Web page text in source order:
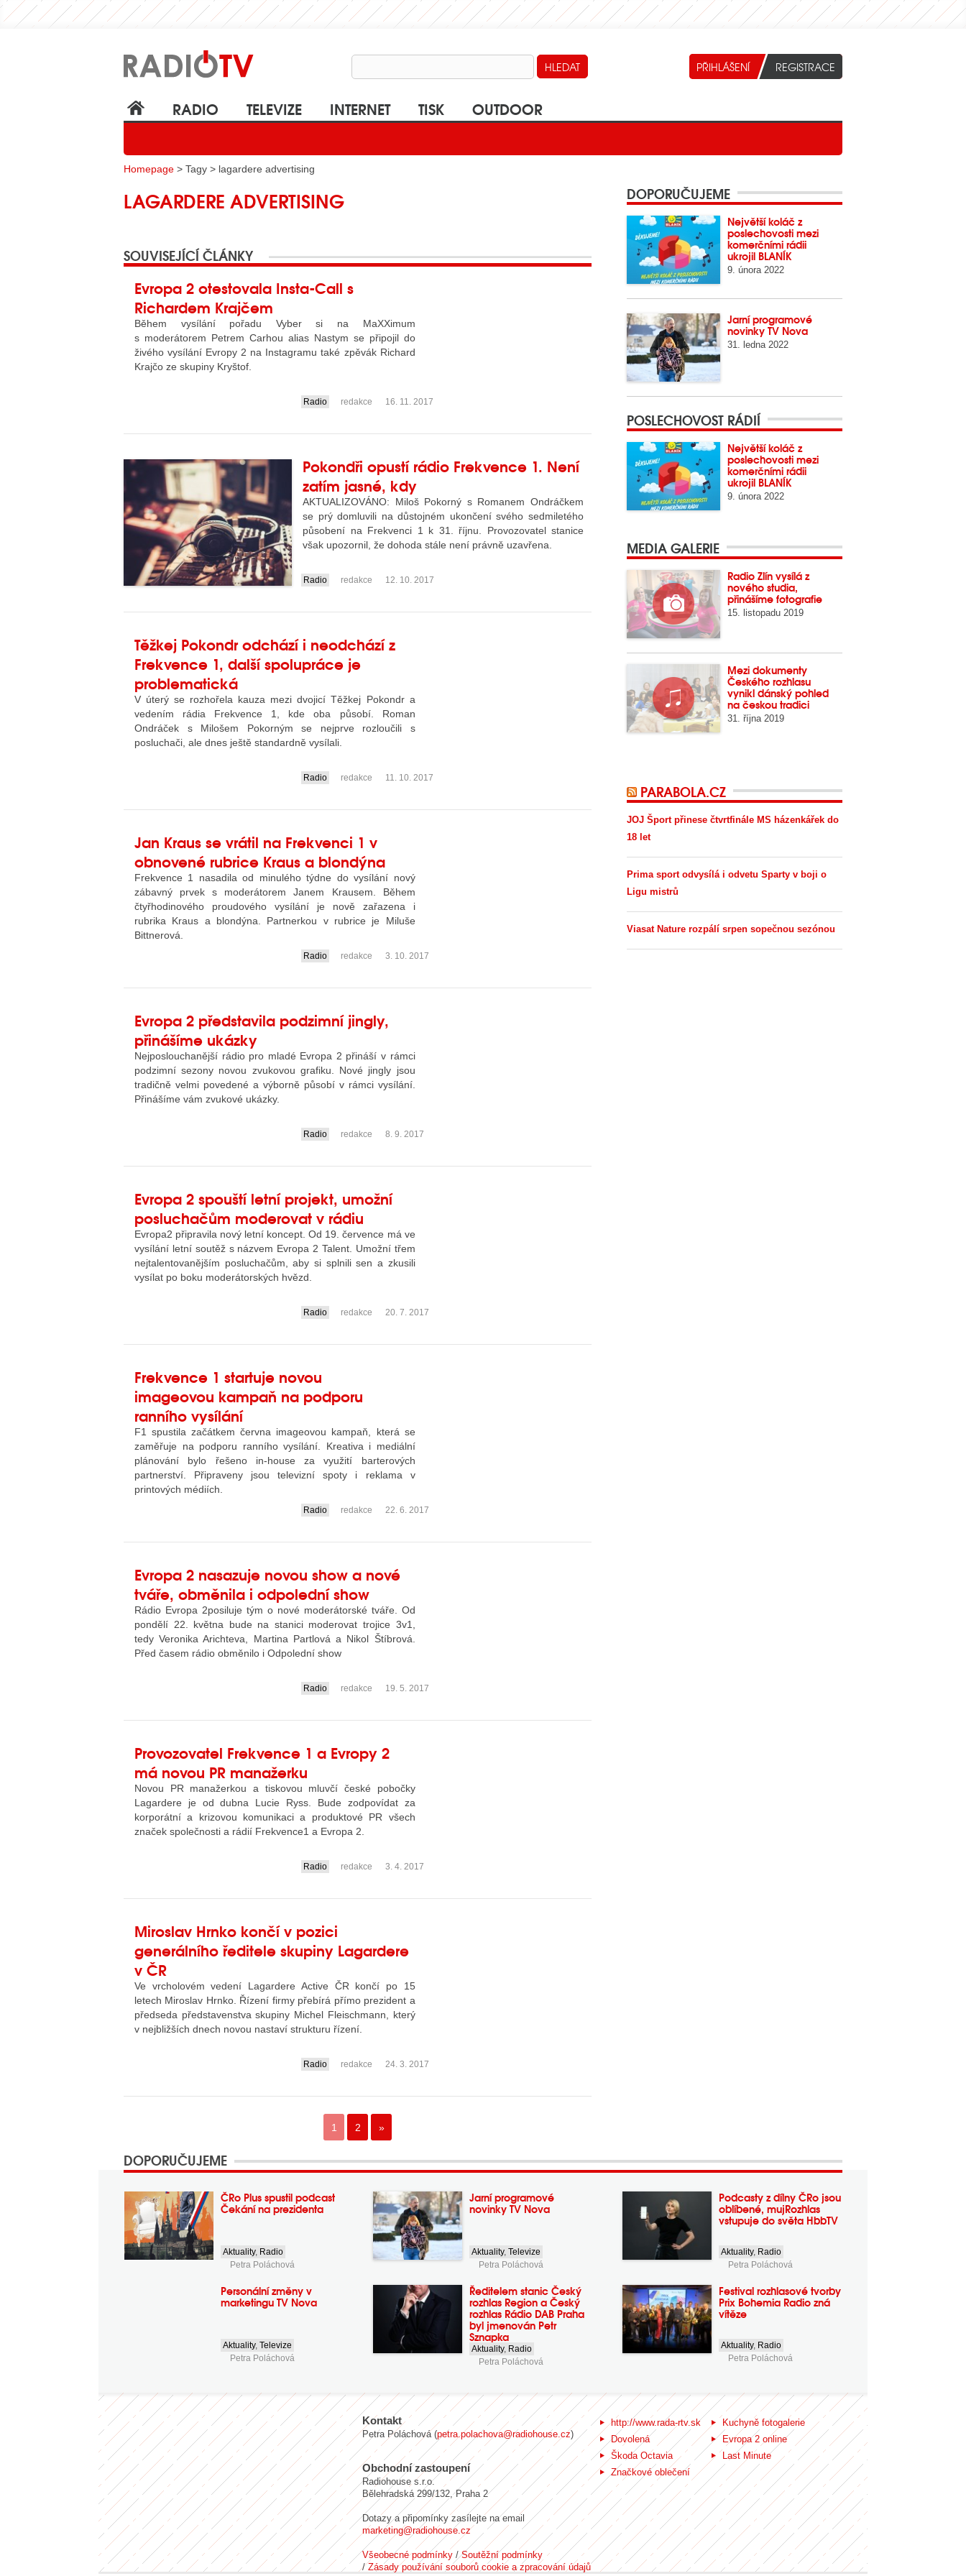
RADIO TELEVIZE INTERNET TISK OUTDOOR
Homepage > Tagy > lagardere advertising
LAGARDERE ADVERTISING
SOUVISEJÍCÍ ČLÁNKY
Evropa 2 otestovala Insta-Call s
Richardem Krajčem
Během vysílání pořadu Vyber si na MaXXimum
s moderátorem Petrem Carhou alias Nastym se připojil do
živého vysílání Evropy 2 na Instagramu také zpěvák Richard
Krajčo ze skupiny Kryštof.
Radio redakce 16. 11. 2017
Pokondři opustí rádio Frekvence 1. Není
zatím jasné, kdy
AKTUALIZOVÁNO: Miloš Pokorný s Romanem Ondráčkem
se prý domluvili na důstojném ukončení svého sedmiletého
působení na Frekvenci 1 k 31. říjnu. Provozovatel stanice
však upozornil, že dohoda stále není právně uzavřena.
....
Radio redakce 12. 10. 2017
Těžkej Pokondr odchází i neodchází z
Frekvence 1, další spolupráce je
problematická
V úterý se rozhořela kauza mezi dvojicí Těžkej Pokondr a
vedením rádia Frekvence 1, kde oba působí. Roman
Ondráček s Milošem Pokorným se nejprve rozloučili s
posluchači, ale dnes ještě standardně vysílali.
Radio redakce 11. 10. 2017
Jan Kraus se vrátil na Frekvenci 1 v
obnovené rubrice Kraus a blondýna
Frekvence 1 nasadila od minulého týdne do vysílání nový
zábavný prvek s moderátorem Janem Krausem. Během
čtyřhodinového proudového vysílání je nově zařazena i
rubrika Kraus a blondýna. Partnerkou v rubrice je Miluše
Bittnerová.
Radio redakce 3. 10. 2017
Evropa 2 představila podzimní jingly,
přinášíme ukázky
Nejposlouchanější rádio pro mladé Evropa 2 přináší v rámci
podzimní sezony novou zvukovou grafiku. Nové jingly jsou
tradičně velmi povedené a výborně působí v rámci vysílání.
Přinášíme vám zvukové ukázky.
Radio redakce 8. 9. 2017
Evropa 2 spouští letní projekt, umožní
posluchačům moderovat v rádiu
Evropa2 připravila nový letní koncept. Od 19. července má ve
vysílání letní soutěž s názvem Evropa 2 Talent. Umožní třem
nejtalentovanějším posluchačům, aby si splnili sen a zkusili
vysílat po boku moderátorských hvězd.
Radio redakce 20. 7. 2017
Frekvence 1 startuje novou
imageovou kampaň na podporu
ranního vysílání
F1 spustila začátkem června imageovou kampaň, která se
zaměřuje na podporu ranního vysílání. Kreativa i mediální
plánování bylo řešeno in-house za využití barterových
partnerství. Připraveny jsou televizní spoty i reklama v
printových médiích.
Radio redakce 22. 6. 2017
Evropa 2 nasazuje novou show a nové
tváře, obměnila i odpolední show
Rádio Evropa 2posiluje tým o nové moderátorské tváře. Od
pondělí 22. května bude na stanici moderovat trojice 3v1,
tedy Veronika Arichteva, Martina Partlová a Nikol Štíbrová.
Před časem rádio obměnilo i Odpolední show
Radio redakce 19. 5. 2017
Provozovatel Frekvence 1 a Evropy 2
má novou PR manažerku
Novou PR manažerkou a tiskovou mluvčí české pobočky
Lagardere je od dubna Lucie Ryss. Bude zodpovídat za
korporátní a krizovou komunikaci a produktové PR všech
značek společnosti a rádií Frekvence1 a Evropa 2.
Radio redakce 3. 4. 2017
Miroslav Hrnko končí v pozici
generálního ředitele skupiny Lagardere
v ČR
Ve vrcholovém vedení Lagardere Active ČR končí po 15
letech Miroslav Hrnko. Řízení firmy přebírá přímo prezident a
předseda představenstva skupiny Michel Fleischmann, který
v nejbližších dnech novou nastaví strukturu řízení.
Radio redakce 24. 3. 2017
1 2 »
DOPORUČUJEME
Největší koláč z
poslechovosti mezi
komerčními rádii
ukrojil BLANÍK
9. února 2022
Jarní programové
novinky TV Nova
31. ledna 2022
POSLECHOVOST RÁDIÍ
Největší koláč z
poslechovosti mezi
komerčními rádii
ukrojil BLANÍK
9. února 2022
MEDIA GALERIE
Radio Zlín vysílá z
nového studia,
přinášíme fotografie
15. listopadu 2019
Mezi dokumenty
Českého rozhlasu
vynikl dánský pohled
na českou tradici
31. října 2019
PARABOLA.CZ
JOJ Šport přinese čtvrtfinále MS házenkářek do
18 let
Prima sport odvysílá i odvetu Sparty v boji o
Ligu mistrů
Viasat Nature rozpálí srpen sopečnou sezónou
DOPORUČUJEME
ČRo Plus spustil podcast
Čekání na prezidenta
Aktuality, Radio
Petra Poláchová
Jarní programové
novinky TV Nova
Aktuality,Televize
Petra Poláchová
Podcasty z dílny ČRo jsou
oblíbené, mujRozhlas
vstupuje do světa HbbTV
Aktuality, Radio
Petra Poláchová
Personální změny v
marketingu TV Nova
Aktuality,Televize
Petra Poláchová
Ředitelem stanic Český
rozhlas Region a Český
rozhlas Rádio DAB Praha
byl jmenován Petr
Sznapka
Aktuality, Radio
Petra Poláchová
Festival rozhlasové tvorby
Prix Bohemia Radio zná
vítěze
Aktuality, Radio
Petra Poláchová
Kontakt
Petra Poláchová (petra.polachova@radiohouse.cz)
Obchodní zastoupení
Radiohouse s.r.o.
Bělehradská 299/132, Praha 2
Dotazy a připomínky zasílejte na email
marketing@radiohouse.cz
Všeobecné podmínky/Soutěžní podmínky
/Zásady používání souborů cookie a zpracování údajů
http://www.rada-rtv.sk
Kuchyně fotogalerie
Dovolená
Evropa 2 online
Škoda Octavia
Last Minute
Značkové oblečení